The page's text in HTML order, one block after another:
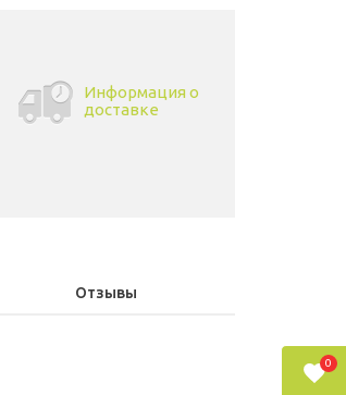
Информация о
доставке
Отзывы
0